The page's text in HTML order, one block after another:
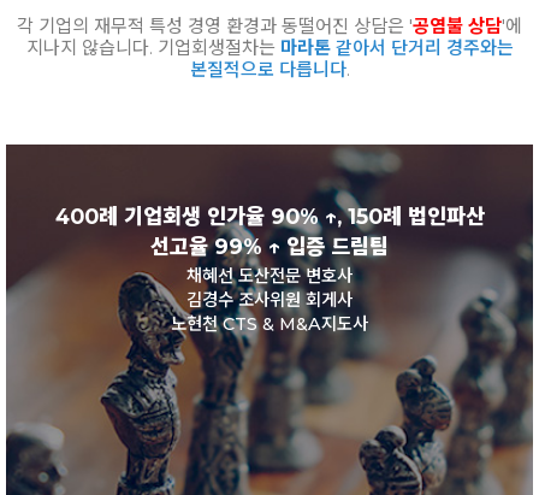
각 기업의 재무적 특성 경영 환경과 동떨어진 상담은 '공염불 상담'에
지나지 않습니다. 기업회생절차는 마라톤같아서 단거리 경주와는
본질적으로 다릅니다.
400례 기업회생 인가율 90% ↑, 150례 법인파산
선고율 99% ↑ 입증 드림팀
채혜선 도산전문 변호사
김경수 조사위원 회게사
노현천 CTS & M&A지도사